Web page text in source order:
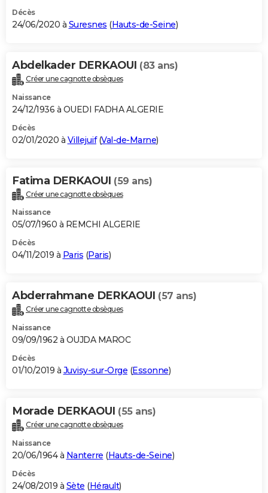
Décès
24/06/2020 à Suresnes (Hauts-de-Seine)
Abdelkader DERKAOUI (83 ans)
Créer une cagnotte obsèques
Naissance
24/12/1936 à OUEDI FADHA ALGERIE
Décès
02/01/2020 à Villejuif(Val-de-Marne)
Fatima DERKAOUI (59 ans)
Créer une cagnotte obsèques
Naissance
05/07/1960 à REMCHI ALGERIE
Décès
04/11/2019 à Paris (Paris)
Abderrahmane DERKAOUI (57 ans)
Créer une cagnotte obsèques
Naissance
09/09/1962 à OUJDA MAROC
Décès
01/10/2019 à Juvisy-sur-Orge (Essonne)
Morade DERKAOUI (55 ans)
Créer une cagnotte obsèques
Naissance
20/06/1964 à Nanterre (Hauts-de-Seine)
Décès
24/08/2019 à Sète (Hérault)